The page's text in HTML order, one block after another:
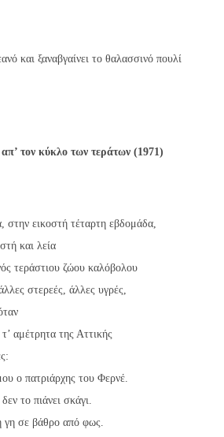
και ξαναβγαίνει το θαλασσινό πουλί
απ’ τον κύκλο των τεράτων (1971)
στην εικοστή τέταρτη εβδομάδα,
και λεία
τεράστιου ζώου καλόβολου
στερεές, άλλες υγρές,
αμέτρητα της Αττικής
ο πατριάρχης του Φερνέ.
το πιάνει σκάγι.
γη σε βάθρο από φως.